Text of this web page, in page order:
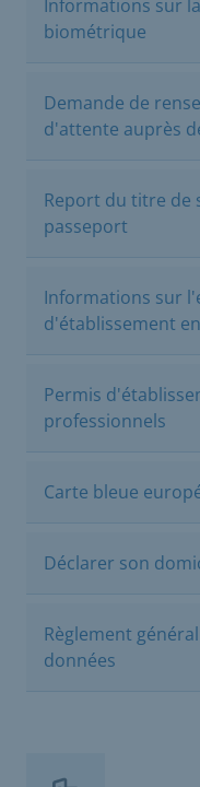
Informations sur
biométrique
Demande de
d'attente auprès
Report du titre de
passeport
Informations sur
d'établissement
Permis
professionnels
Carte bleue
Déclarer son
Règlement
données